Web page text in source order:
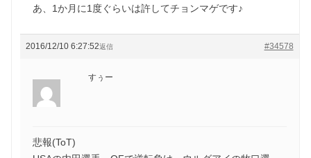
あ、1か月に1度ぐらいは許してチョンマゲです♪
2016/12/10 6:27:52 #34578
返信
すぅー
悲報(ToT)